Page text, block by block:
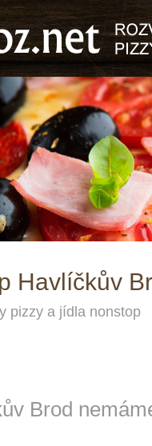
Havlíčkův
pizzy a jídla nonstop
Brod